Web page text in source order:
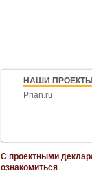
НАШИ ПРОЕКТЫ
Prian.ru
С проектными
ознакомиться